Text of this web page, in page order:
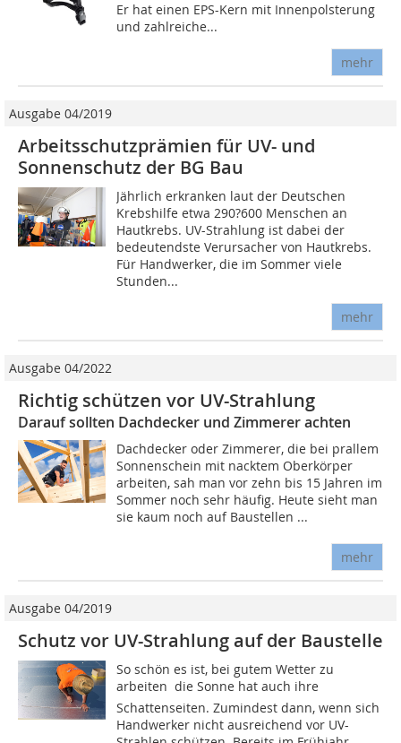
Er hat einen EPS-Kern mit Innenpolsterung
und zahlreiche...
mehr
Ausgabe 04/2019
Arbeitsschutzprämien für UV- und
Sonnenschutz der BG Bau
Jährlich erkranken laut der Deutschen
Krebshilfe etwa 290?600 Menschen an
Hautkrebs. UV-Strahlung ist dabei der
bedeutendste Verursacher von Hautkrebs.
Für Handwerker, die im Sommer viele
Stunden...
mehr
Ausgabe 04/2022
Richtig schützen vor UV-Strahlung
Darauf sollten Dachdecker und Zimmerer achten
Dachdecker oder Zimmerer, die bei prallem
Sonnenschein mit nacktem Oberkörper
arbeiten, sah man vor zehn bis 15 Jahren im
Sommer noch sehr häufig. Heute sieht man
sie kaum noch auf Baustellen ...
mehr
Ausgabe 04/2019
Schutz vor UV-Strahlung auf der Baustelle
So schön es ist, bei gutem Wetter zu
arbeiten  die Sonne hat auch ihre
Schattenseiten. Zumindest dann, wenn sich
Handwerker nicht ausreichend vor UV-